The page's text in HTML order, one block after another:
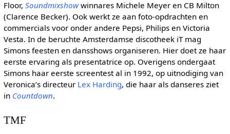
Floor, Soundmixshowwinnares Michele Meyer en CB Milton
(Clarence Becker). Ook werkt ze aan foto-opdrachten en
commercials voor onder andere Pepsi, Philips en Victoria
Vesta. In de beruchte Amsterdamse discotheek iT mag
Simons feesten en dansshows organiseren. Hier doet ze haar
eerste ervaring als presentatrice op. Overigens ondergaat
Simons haar eerste screentest al in 1992, op uitnodiging van
Veronica’s directeur Lex Harding, die haar als danseres ziet
in Countdown.
TMF